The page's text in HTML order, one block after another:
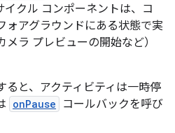
イクル コンポーネントは、コ
ォアグラウンドにある状態で実
ラ プレビューの開始など）
ると、アクティビティは一時停
onPause
コールバックを呼び